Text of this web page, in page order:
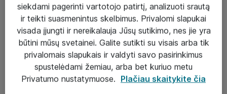
Paslaugos
Sprendimai
Įgyvendinti projektai
Atea ekspertų patarimai verslui
siekdami pagerinti vartotojo patirtį, analizuoti srautą
ir teikti suasmenintus skelbimus. Privalomi slapukai
visada įjungti ir nereikalauja Jūsų sutikimo, nes jie yra
būtini mūsų svetainei. Galite sutikti su visais arba tik
privalomais slapukais ir valdyti savo pasirinkimus
spustelėdami žemiau, arba bet kuriuo metu
Privatumo nustatymuose. Plačiau skaitykite čia